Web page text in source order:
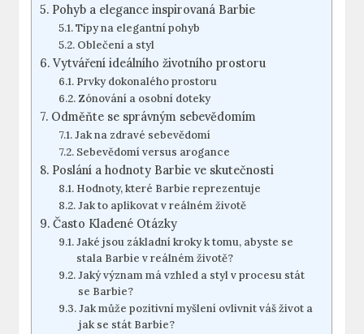
Pohyb a elegance inspirovaná Barbie
Tipy na elegantní pohyb
Oblečení a styl
Vytváření ideálního životního prostoru
Prvky dokonalého prostoru
Zónování a osobní doteky
Odměňte se správným sebevědomím
Jak na zdravé sebevědomí
Sebevědomí versus arogance
Poslání a hodnoty Barbie ve skutečnosti
Hodnoty, které Barbie reprezentuje
Jak to aplikovat v reálném životě
Často Kladené Otázky
Jaké jsou základní kroky k tomu, abyste se
stala Barbie v reálném životě?
Jaký význam má vzhled a styl v procesu stát
se Barbie?
Jak může pozitivní myšlení ovlivnit váš život a
jak se stát Barbie?